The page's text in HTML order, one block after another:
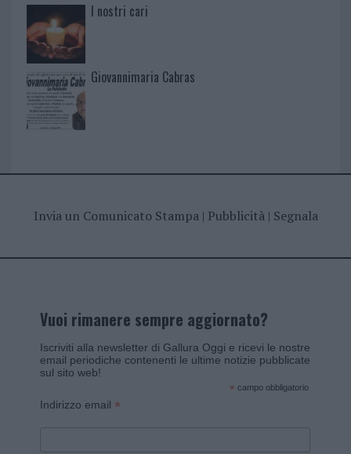
I nostri cari
Giovannimaria Cabras
Invia un Comunicato Stampa| Pubblicità| Segnala
Vuoi rimanere sempre aggiornato?
Iscriviti alla newsletter di Gallura Oggi e ricevi le nostre
email periodiche contenenti le ultime notizie pubblicate
sul sito web!
* campo obbligatorio
Indirizzo email *